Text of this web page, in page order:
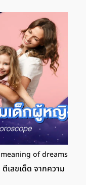
าการฝันเห็นหน้าอก
ง ฝันเห็นนม ฝันเห็น
ทำนายความฝันแล้ว
หรือลาภลอยที่มาจาก
ใหม่ๆ ในช่วงนี้ หรือ
เภทหน้าอย่างลับหลัง
รฝันเห็นหน้าอกตัว
รู้ใจ ก็จะเป็นช่วงมหา
นเห็นอกตัวเอง 1 ข้าง
ซ้ายหรือขวาก็ได้ ตาม
ตุการณ์หรือคำพูดจาก
หม่ๆ ส่วนลาภมีโชค
คนต่างเพศ และหาก
พูดให้เป็น แล้วจะทำให้
ะตกลงกันได้ลงตัว
of dreams
เลขเด็ด จากความ